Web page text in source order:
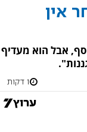
אין
אבל הוא מעדיף
1 דקות